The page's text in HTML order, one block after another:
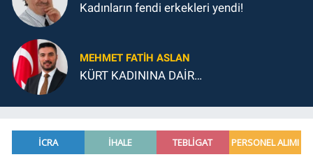
Kadınların fendi erkekleri yendi!
MEHMET FATIH ASLAN
KÜRT KADININA DAİR…